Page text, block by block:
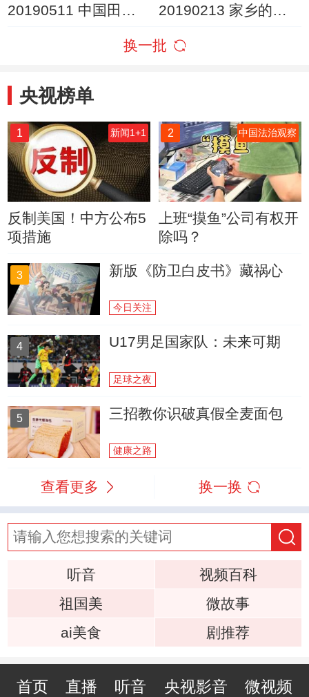
20190511 中国田里
20190213 家乡的年
换一批
央视榜单
1 新闻1+1
反制美国！中方公布5
项措施
2 中国法治观察
上班“摸鱼”公司有权开
除吗？
3 新版《防卫白皮书》藏祸心
今日关注
4 U17男足国家队：未来可期
足球之夜
5 三招教你识破真假全麦面包
健康之路
查看更多 换一换
听音
视频百科
祖国美
微故事
ai美食
剧推荐
首页 直播 听音 央视影音 微视频